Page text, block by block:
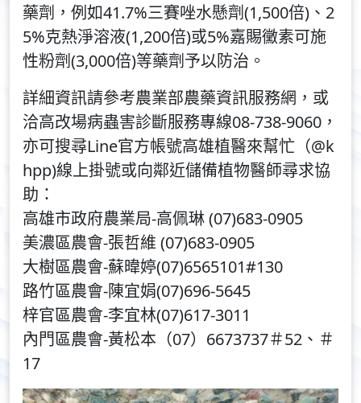
藥劑，例如41.7%三賽唑水懸劑(1,500倍)、2
5%克熱淨溶液(1,200倍)或5%嘉賜黴素可施
性粉劑(3,000倍)等藥劑予以防治。
詳細資訊請參考農業部農藥資訊服務網，或
洽高改場病蟲害診斷服務專線08-738-9060，
亦可搜尋Line官方帳號高雄植醫來幫忙（@k
hpp)線上掛號或向鄰近儲備植物醫師尋求協
助：
高雄市政府農業局-高佩琳 (07)683-0905
美濃區農會-張哲維 (07)683-0905
大樹區農會-蘇暐婷(07)6565101#130
路竹區農會-陳宜娟(07)696-5645
梓官區農會-李宜林(07)617-3011
內門區農會-黃松本（07）6673737＃52、＃
17